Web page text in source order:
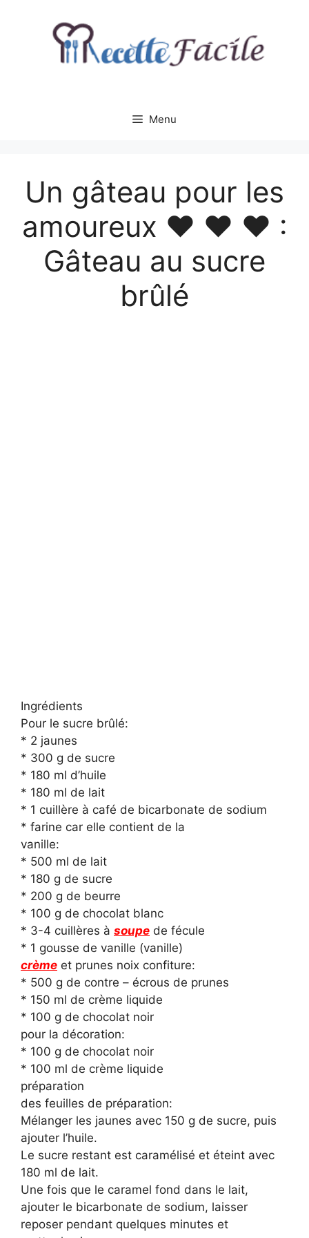
Menu
Un gâteau pour les
amoureux ♥ ♥ ♥ :
Gâteau au sucre
brûlé
Ingrédients
Pour le sucre brûlé:
* 2 jaunes
* 300 g de sucre
* 180 ml d’huile
* 180 ml de lait
* 1 cuillère à café de bicarbonate de sodium
* farine car elle contient de la
vanille:
* 500 ml de lait
* 180 g de sucre
* 200 g de beurre
* 100 g de chocolat blanc
* 3-4 cuillères à soupe de fécule
* 1 gousse de vanille (vanille)
crème et prunes noix confiture:
* 500 g de contre – écrous de prunes
* 150 ml de crème liquide
* 100 g de chocolat noir
pour la décoration:
* 100 g de chocolat noir
* 100 ml de crème liquide
préparation
des feuilles de préparation:
Mélanger les jaunes avec 150 g de sucre, puis
ajouter l’huile.
Le sucre restant est caramélisé et éteint avec
180 ml de lait.
Une fois que le caramel fond dans le lait,
ajouter le bicarbonate de sodium, laisser
reposer pendant quelques minutes et